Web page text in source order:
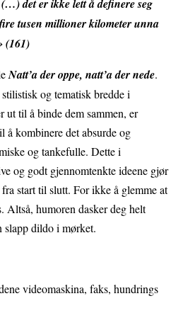
det er ikke lett å definere seg
tusen millioner kilometer unna
(161)
Natt’a der oppe, natt’a der nede.
og tematisk bredde i
ut til å binde dem sammen, er
å kombinere det absurde og
og tankefulle. Dette i
og godt gjennomtenkte ideene gjør
start til slutt. For ikke å glemme at
Altså, humoren dasker deg helt
slapp dildo i mørket.
videomaskina, faks, hundrings